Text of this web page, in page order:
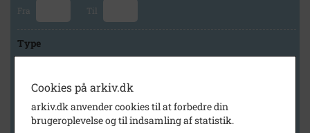
Fra Til
Type
Arkiv
Holbæk Arkiverne/Jyderup
Cookies på arkiv.dk
arkiv.dk anvender cookies til at forbedre din
brugeroplevelse og til indsamling af statistik.